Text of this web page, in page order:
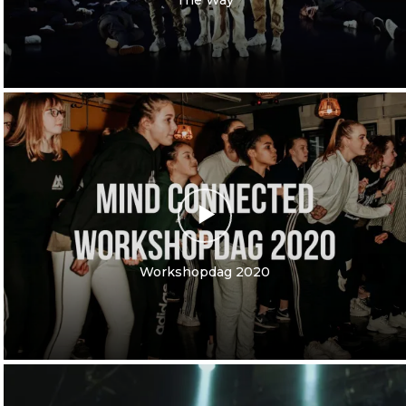
Workshopdag 2020